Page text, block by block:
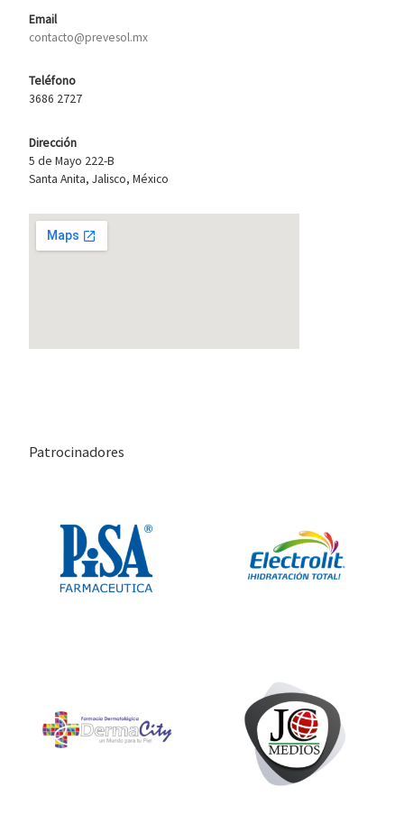
Email
contacto@prevesol.mx
Teléfono
3686 2727
Dirección
5 de Mayo 222-B
Santa Anita, Jalisco, México
Patrocinadores